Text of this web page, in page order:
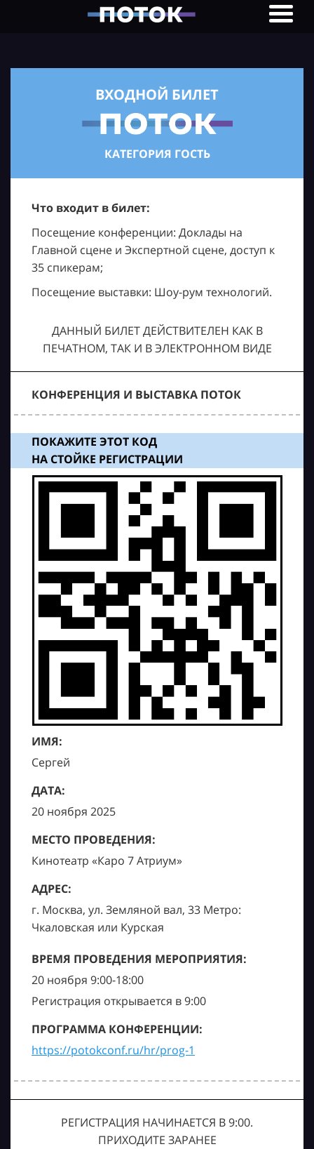
ВХОДНОЙ БИЛЕТ
КАТЕГОРИЯ ГОСТЬ
Что входит в билет:
Посещение конференции: Доклады на
Главной сцене и Экспертной сцене, доступ к
35 спикерам;
Посещение выставки: Шоу-рум технологий.
ДАННЫЙ БИЛЕТ ДЕЙСТВИТЕЛЕН КАК В
ПЕЧАТНОМ, ТАК И В ЭЛЕКТРОННОМ ВИДЕ
КОНФЕРЕНЦИЯ И ВЫСТАВКА ПОТОК
ПОКАЖИТЕ ЭТОТ КОД
НА СТОЙКЕ РЕГИСТРАЦИИ
ИМЯ:
Сергей
ДАТА:
20 ноября 2025
МЕСТО ПРОВЕДЕНИЯ:
Кинотеатр «Каро 7 Атриум»
АДРЕС:
г. Москва, ул. Земляной вал, 33 Метро:
Чкаловская или Курская
ВРЕМЯ ПРОВЕДЕНИЯ МЕРОПРИЯТИЯ:
20 ноября 9:00-18:00
Регистрация открывается в 9:00
ПРОГРАММА КОНФЕРЕНЦИИ:
https://potokconf.ru/hr/prog-1
РЕГИСТРАЦИЯ НАЧИНАЕТСЯ В 9:00.
ПРИХОДИТЕ ЗАРАНЕЕ